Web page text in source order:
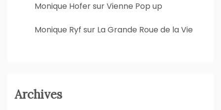
Monique HofersurVienne Pop up
Monique Ryf sur La Grande Roue de la Vie
Archives